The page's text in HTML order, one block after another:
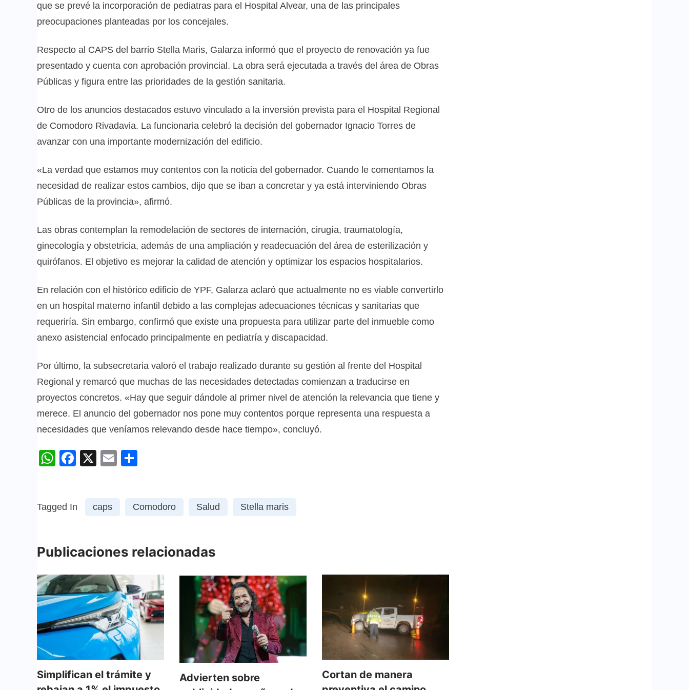
que se prevé la incorporación de pediatras para el Hospital Alvear, una de las principales
preocupaciones planteadas por los concejales.
Respecto al CAPS del barrio Stella Maris, Galarza informó que el proyecto de renovación ya fue
presentado y cuenta con aprobación provincial. La obra será ejecutada a través del área de Obras
Públicas y figura entre las prioridades de la gestión sanitaria.
Otro de los anuncios destacados estuvo vinculado a la inversión prevista para el Hospital Regional
de Comodoro Rivadavia. La funcionaria celebró la decisión del gobernador Ignacio Torres de
avanzar con una importante modernización del edificio.
«La verdad que estamos muy contentos con la noticia del gobernador. Cuando le comentamos la
necesidad de realizar estos cambios, dijo que se iban a concretar y ya está interviniendo Obras
Públicas de la provincia», afirmó.
Las obras contemplan la remodelación de sectores de internación, cirugía, traumatología,
ginecología y obstetricia, además de una ampliación y readecuación del área de esterilización y
quirófanos. El objetivo es mejorar la calidad de atención y optimizar los espacios hospitalarios.
En relación con el histórico edificio de YPF, Galarza aclaró que actualmente no es viable convertirlo
en un hospital materno infantil debido a las complejas adecuaciones técnicas y sanitarias que
requeriría. Sin embargo, confirmó que existe una propuesta para utilizar parte del inmueble como
anexo asistencial enfocado principalmente en pediatría y discapacidad.
Por último, la subsecretaria valoró el trabajo realizado durante su gestión al frente del Hospital
Regional y remarcó que muchas de las necesidades detectadas comienzan a traducirse en
proyectos concretos. «Hay que seguir dándole al primer nivel de atención la relevancia que tiene y
merece. El anuncio del gobernador nos pone muy contentos porque representa una respuesta a
necesidades que veníamos relevando desde hace tiempo», concluyó.
WhatsApp
Facebook
X Email
Tagged In caps Comodoro Salud Stella maris
Publicaciones relacionadas
Simplifican el trámite y
Advierten sobre
Cortan de manera